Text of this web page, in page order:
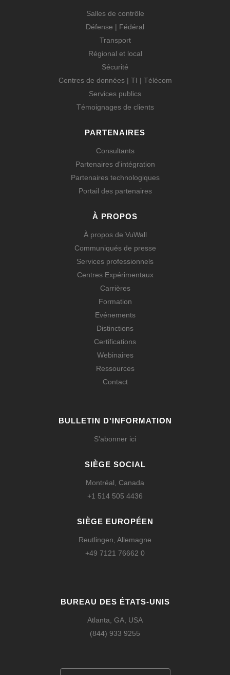
Salles de contrôle
Défense | Fédéral
Transport
Régional et local
Sécurité
Centres de données | TI | Télécom
Services publics
Témoignages de clients
PARTENAIRES
Consultants
Partenaires d'intégration
Partenaires technologiques
Portail des partenaires
À PROPOS
À propos de VuWall
Communiqués de presse
Services professionnels
Centres Expérimentaux
Carrières
Formation
Evénements
Distinctions
Certifications
Webinaires
Ressources
Contact
BULLETIN D'INFORMATION
S'abonner ici
SIÈGE SOCIAL
Montréal, Canada
+1 514 505 4436
SIÈGE EUROPÉEN
Reutlingen, Allemagne
+49 7121 76662 0
BUREAU DES ÉTATS-UNIS
Atlanta, GA, USA
(844) 933 9255